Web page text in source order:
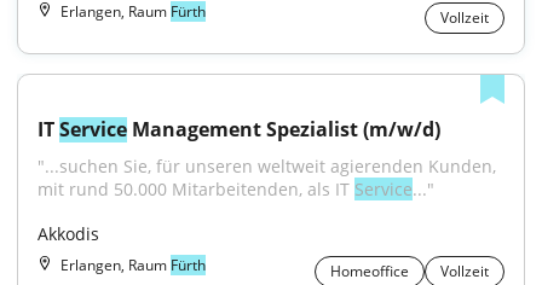
Erlangen, Raum Fürth Vollzeit
IT Service Management Spezialist (m/w/d)
"...suchen Sie, für unseren weltweit agierenden Kunden,
mit rund 50.000 Mitarbeitenden, als IT Service..."
Akkodis
Erlangen, Raum Fürth Homeoffice Vollzeit